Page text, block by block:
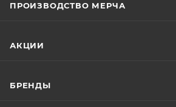
ПРОИЗВОДСТВО МЕРЧА
АКЦИИ
БРЕНДЫ